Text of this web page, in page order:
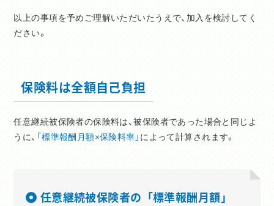
以上の事項を予めご理解いただいたうえで、加入を検討してく
ださい。
保険料は全額自己負担
任意継続被保険者の保険料は、被保険者であった場合と同じよ
うに、 「標準報酬月額×保険料率」 によって計算されます。
任意継続被保険者の「標準報酬月額」